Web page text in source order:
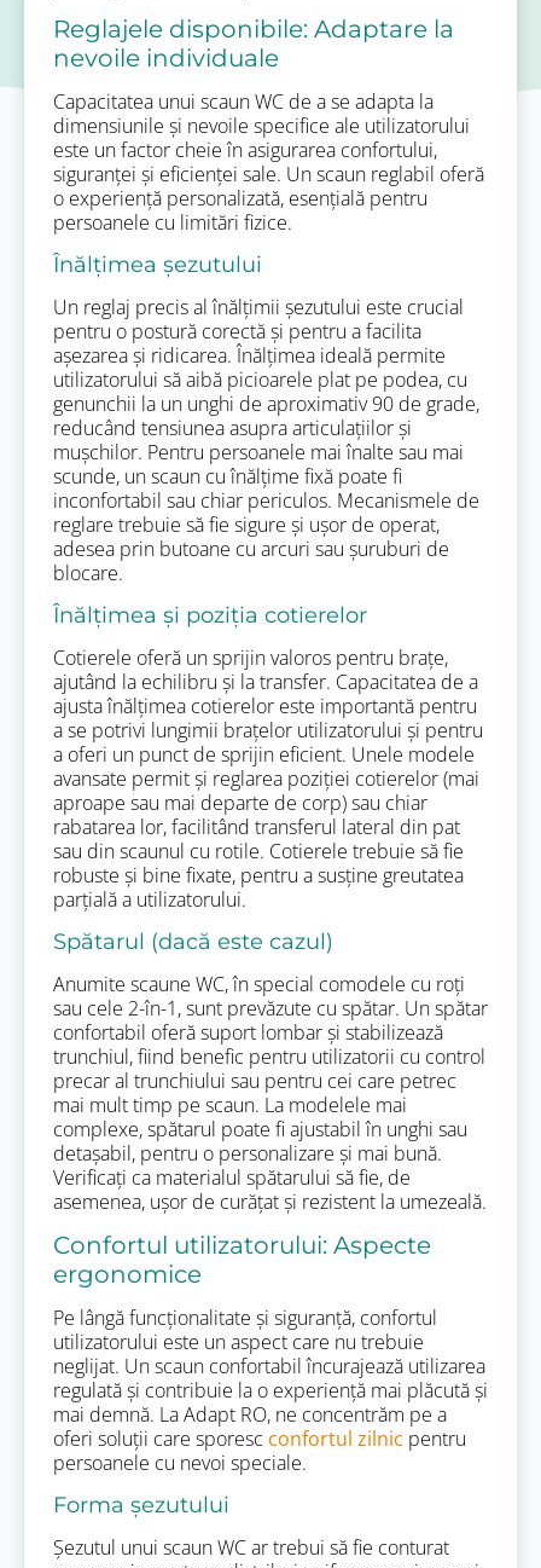
Reglajele disponibile: Adaptare la
nevoile individuale
Capacitatea unui scaun WC de a se adapta la
dimensiunile și nevoile specifice ale utilizatorului
este un factor cheie în asigurarea confortului,
siguranței și eficienței sale. Un scaun reglabil oferă
o experiență personalizată, esențială pentru
persoanele cu limitări fizice.
Înălțimea șezutului
Un reglaj precis al înălțimii șezutului este crucial
pentru o postură corectă și pentru a facilita
așezarea și ridicarea. Înălțimea ideală permite
utilizatorului să aibă picioarele plat pe podea, cu
genunchii la un unghi de aproximativ 90 de grade,
reducând tensiunea asupra articulațiilor și
mușchilor. Pentru persoanele mai înalte sau mai
scunde, un scaun cu înălțime fixă poate fi
inconfortabil sau chiar periculos. Mecanismele de
reglare trebuie să fie sigure și ușor de operat,
adesea prin butoane cu arcuri sau șuruburi de
blocare.
Înălțimea și poziția cotierelor
Cotierele oferă un sprijin valoros pentru brațe,
ajutând la echilibru și la transfer. Capacitatea de a
ajusta înălțimea cotierelor este importantă pentru
a se potrivi lungimii brațelor utilizatorului și pentru
a oferi un punct de sprijin eficient. Unele modele
avansate permit și reglarea poziției cotierelor (mai
aproape sau mai departe de corp) sau chiar
rabatarea lor, facilitând transferul lateral din pat
sau din scaunul cu rotile. Cotierele trebuie să fie
robuste și bine fixate, pentru a susține greutatea
parțială a utilizatorului.
Spătarul (dacă este cazul)
Anumite scaune WC, în special comodele cu roți
sau cele 2-în-1, sunt prevăzute cu spătar. Un spătar
confortabil oferă suport lombar și stabilizează
trunchiul, fiind benefic pentru utilizatorii cu control
precar al trunchiului sau pentru cei care petrec
mai mult timp pe scaun. La modelele mai
complexe, spătarul poate fi ajustabil în unghi sau
detașabil, pentru o personalizare și mai bună.
Verificați ca materialul spătarului să fie, de
asemenea, ușor de curățat și rezistent la umezeală.
Confortul utilizatorului: Aspecte
ergonomice
Pe lângă funcționalitate și siguranță, confortul
utilizatorului este un aspect care nu trebuie
neglijat. Un scaun confortabil încurajează utilizarea
regulată și contribuie la o experiență mai plăcută și
mai demnă. La Adapt RO, ne concentrăm pe a
oferi soluții care sporesc confortul zilnic pentru
persoanele cu nevoi speciale.
Forma șezutului
Șezutul unui scaun WC ar trebui să fie conturat